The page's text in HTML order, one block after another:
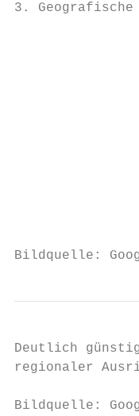
3.
Bildquelle:
Deutlich
regionaler
Bildquelle: